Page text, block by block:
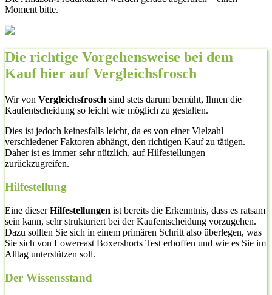
Moment bitte.
Die richtige Vorgehensweise bei dem
Kauf hier auf Vergleichsfrosch
Wir von Vergleichsfrosch sind stets darum bemüht, Ihnen die
Kaufentscheidung so leicht wie möglich zu gestalten.
Dies ist jedoch keinesfalls leicht, da es von einer Vielzahl
verschiedener Faktoren abhängt, den richtigen Kauf zu tätigen.
Daher ist es immer sehr nützlich, auf Hilfestellungen
zurückzugreifen.
Hilfestellung
Eine dieserHilfestellungen ist bereits die Erkenntnis, dass es ratsam
sein kann, sehr strukturiert bei der Kaufentscheidung vorzugehen.
Dazu sollten Sie sich in einem primären Schritt also überlegen, was
Sie sich von Lowereast Boxershorts Test erhoffen und wie es Sie im
Alltag unterstützen soll.
Der Wissensstand